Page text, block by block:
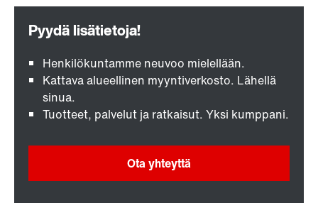
Henkilökuntamme neuvoo mielellään.
Kattava alueellinen myyntiverkosto. Lähellä
sinua.
Tuotteet, palvelut ja ratkaisut. Yksi kumppani.
Ota yhteyttä